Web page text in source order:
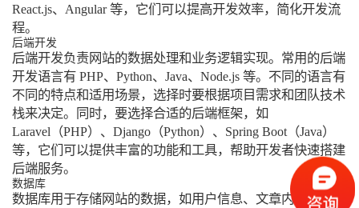
React.js、Angular 等，它们可以提高开发效率，简化开发流
程。
后端开发
后端开发负责网站的数据处理和业务逻辑实现。常用的后端
开发语言有 PHP、Python、Java、Node.js 等。不同的语言有
不同的特点和适用场景，选择时要根据项目需求和团队技术
栈来决定。同时，要选择合适的后端框架，如
Laravel（PHP）、Django（Python）、Spring Boot（Java）
等，它们可以提供丰富的功能和工具，帮助开发者快速搭建
后端服务。
数据库
数据库用于存储网站的数据，如用户信息、文章内容、产品